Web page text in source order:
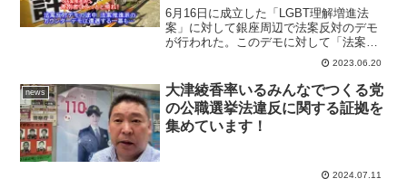
ァクト REPORT】
6月16日に成立した「LGBT理解増進法
案」に対して銀座周辺で法案反対のデモ
が行われた。このデモに対して「法案推
進派」のカウンターデモが行われるな
ど、この法案を巡っては意見が大きく対
立している。果たしてこの法案によって
本当に「差別」はなくな...
2023.06.20
news
大津綾香率いるみんなでつくる党
の公職選挙法違反に関する証拠を
集めています！
2024.07.11